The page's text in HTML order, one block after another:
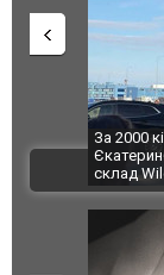
За 2000
склад